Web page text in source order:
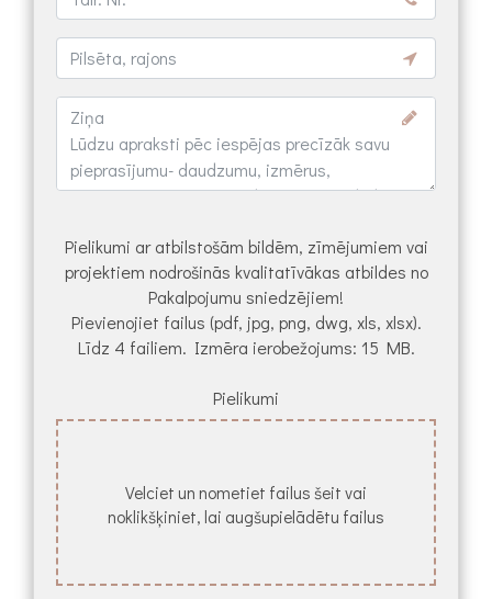
Pielikumi ar atbilstošām bildēm, zīmējumiem vai
projektiem nodrošinās kvalitatīvākas atbildes no
Pakalpojumu sniedzējiem!
Pievienojiet failus (pdf, jpg, png, dwg, xls, xlsx).
Līdz 4 failiem. Izmēra ierobežojums: 15 MB.
Pielikumi
Velciet un nometiet failus šeit vai
noklikšķiniet, lai augšupielādētu failus